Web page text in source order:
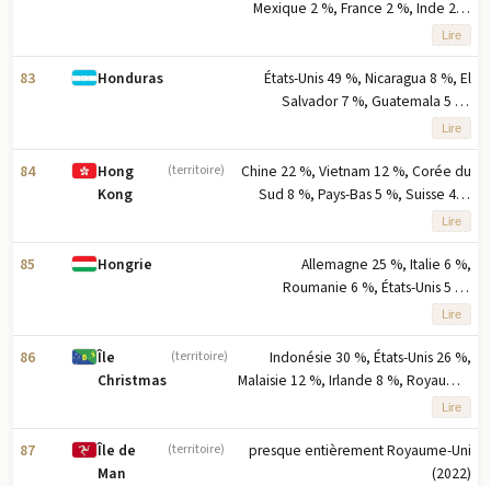
Mexique 2 %, France 2 %, Inde 2 %
(2023) note : cinq principaux
partenaires à l'exportation en
fonction du pourcentage des
exportations
Lire
83 Honduras
États-Unis 49 %, Nicaragua 8 %, El
Salvador 7 %, Guatemala 5 %,
Mexique 5 % (2023) remarque : cinq
principaux partenaires d'exportation
basés sur le pourcentage des
exportations
Lire
84
Hong
Kong
(territoire)
Chine 22 %, Vietnam 12 %, Corée du
Sud 8 %, Pays-Bas 5 %, Suisse 4 %
(2023) note : cinq principaux
partenaires à l'exportation selon le
pourcentage des exportations
Lire
85 Hongrie
Allemagne 25 %, Italie 6 %,
Roumanie 6 %, États-Unis 5 %,
Slovaquie 4 % (2023) note : cinq
principaux partenaires à l'exportation
en pourcentage des exportations
Lire
86
Île
Christmas
(territoire)
Indonésie 30 %, États-Unis 26 %,
Malaisie 12 %, Irlande 8 %, Royaume-
Uni 7 % (2023) note : cinq principaux
partenaires à l'exportation selon le
pourcentage des exportations
Lire
87
Île de
Man
(territoire)
presque entièrement Royaume-Uni
(2022)